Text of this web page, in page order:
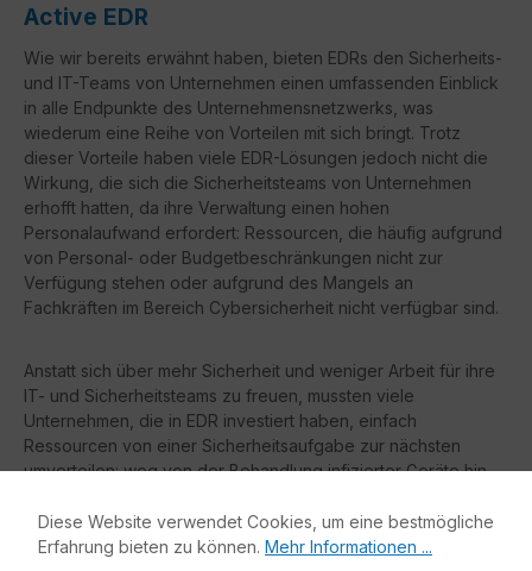
Active EDR
Wie wir bereits erwähnt haben, bieten EDRs den Sicherheits-
und IT-Teams von Unternehmen einen umfassenden Einblick
in alle Endpunkte des Unternehmensnetzwerks, was
wiederum eine Reihe von Vorteilen mit sich bringt. Trotz
dieser Vorteile haben viele EDR-Lösungen jedoch nicht die
Wirkung, die sich die Sicherheitsteams von Unternehmen
erhofft hatten, da ihre Verwaltung einen hohen
Personalaufwand erfordert: Ressourcen, die häufig aufgrund
von Personal- oder Budgetbeschränkungen nicht zur
Verfügung stehen oder aufgrund des Mangels an
Fachkräften im Bereich Cybersicherheit nicht verfügbar sind.
Anstatt sich über mehr Sicherheit und weniger Arbeit für ihre
IT- und Sicherheitsteams zu freuen, mussten viele
Unternehmen, die in EDR investiert haben, einfach
Ressourcen von einer Sicherheitsaufgabe zur nächsten
umverteilen: weg von der Behandlung infizierter Geräte hin
Und doch muss das nicht so sein. Das vielleicht wertvollste
Diese Website verwendet Cookies, um eine bestmögliche
Erfahrung bieten zu können. Mehr Informationen ...